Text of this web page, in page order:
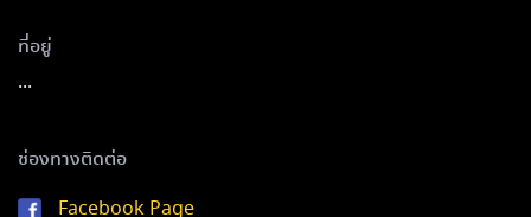
ที่อยู่
...
ช่องทางติดต่อ
Facebook Page